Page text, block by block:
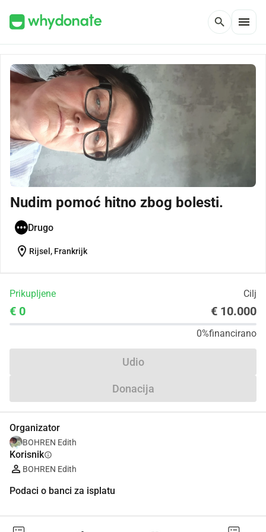
search menu
Nudim pomoć hitno zbog bolesti.
Drugo
location_on Rijsel, Frankrijk
Prikupljene Cilj
€ 0 € 10.000
0%financirano
Udio
Donacija
Organizator
BOHREN Edith
Korisnikinfo
BOHREN Edith
Podaci o banci za isplatu